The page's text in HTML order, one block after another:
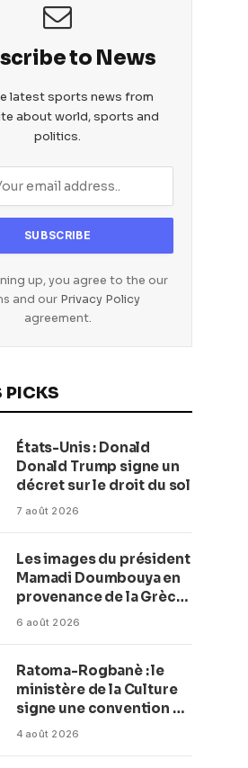
to News
latest sports news from
about world, sports and
politics.
up, you agree to the our
and our Privacy Policy
agreement.
PICKS
États-Unis : Donald
Donald Trump signe un
décret sur le droit du sol
7 août 2026
Les images du président
Mamadi Doumbouya en
provenance de la Grèce
rassurent les Guinéens
6 août 2026
Ratoma-Rogbanè : le
ministère de la Culture
signe une convention de
42 millions de dollars
4 août 2026